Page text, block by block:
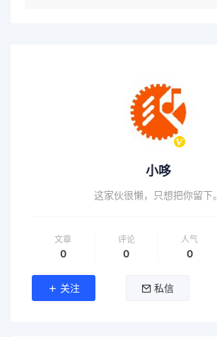
小哆
这家伙很懒，只想把你留下。
文章
0
评论
0
人气
0
关注 私信